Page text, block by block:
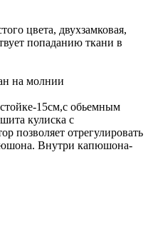
цвета, двухзамковая,
попаданию ткани в
на молнии
15см,с обьемным
кулиска с
позволяет отрегулировать
Внутри капюшона-